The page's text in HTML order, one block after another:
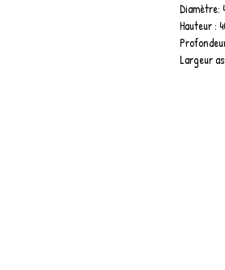
Diamètre:
Hauteur :
Largeur